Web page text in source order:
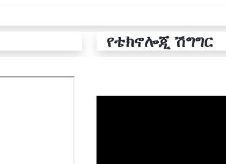
የቴክኖሎጂ ሽግግር